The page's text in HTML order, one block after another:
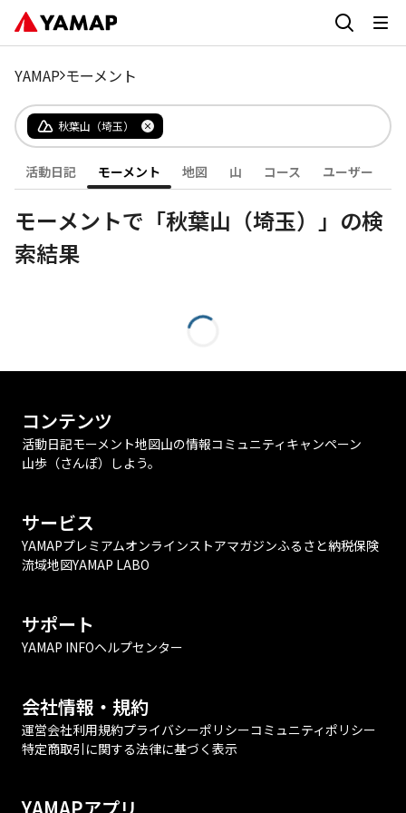
YAMAP モーメント
秋葉山（埼玉）
活動日記 モーメント 地図 山 コース ユーザー
モーメントで「秋葉山（埼玉）」の検
索結果
コンテンツ
活動日記モーメント地図山の情報コミュニティ キャンペーン
山歩（さんぽ）しよう。
サービス
YAMAPプレミアムオンラインストアマガジンふるさと納税保険
流域地図YAMAP LABO
サポート
YAMAP INFOヘルプセンター
会社情報・規約
運営会社利用規約プライバシーポリシーコミュニティポリシー
特定商取引に関する法律に基づく表示